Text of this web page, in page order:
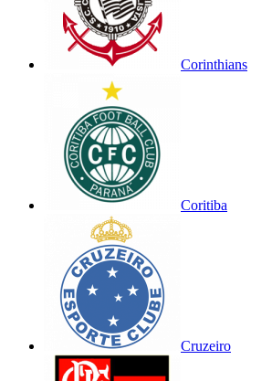
Corinthians
Coritiba
Cruzeiro